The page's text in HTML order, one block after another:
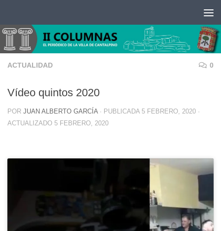
ACTUALIDAD 0
Vídeo quintos 2020
POR JUAN ALBERTO GARCÍA · PUBLICADA 5 FEBRERO, 2020 ·
ACTUALIZADO 5 FEBRERO, 2020